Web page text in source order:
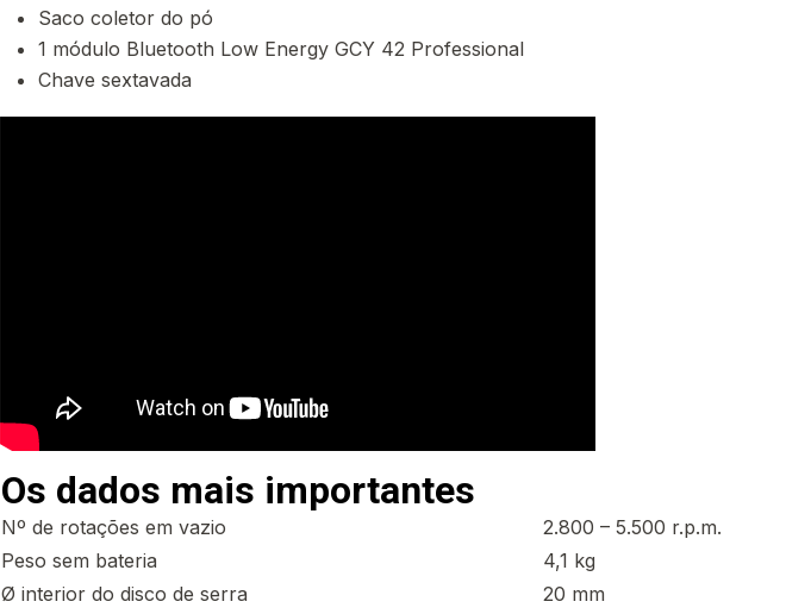
Saco coletor do pó
1 módulo Bluetooth Low Energy GCY 42 Professional
Chave sextavada
Os dados mais importantes
Nº de rotações em vazio
2.800 – 5.500 r.p.m.
Peso sem bateria
4,1 kg
Ø interior do disco de serra
20 mm